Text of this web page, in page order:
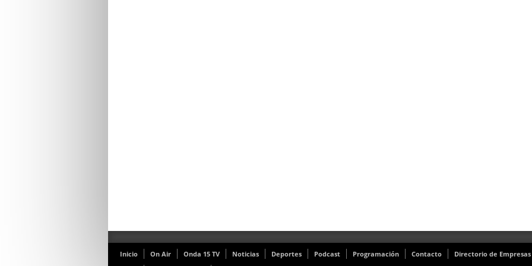
Inicio On Air Onda 15 TV Noticias Deportes Podcast Programación Contacto
Directorio de Empresas